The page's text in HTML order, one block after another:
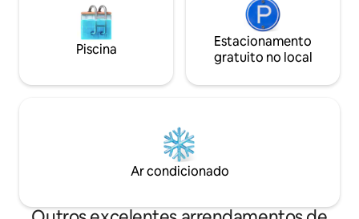
Piscina
Estacionamento
gratuito no local
Ar condicionado